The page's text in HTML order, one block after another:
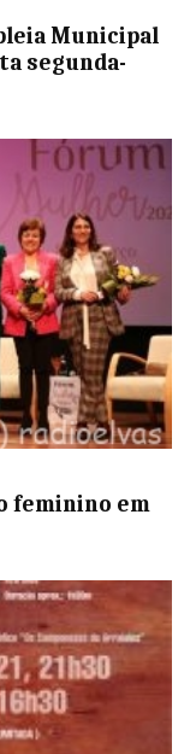
Municipal
segunda-
feminino em